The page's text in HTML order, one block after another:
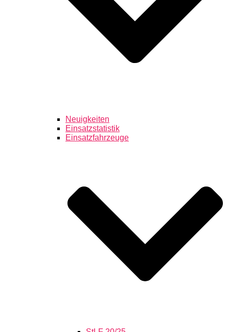
Neuigkeiten
Einsatzstatistik
Einsatzfahrzeuge